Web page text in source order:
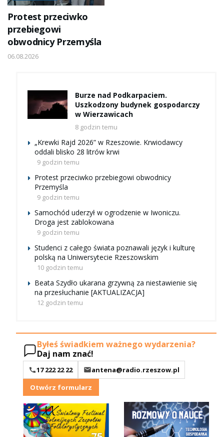
Protest przeciwko
przebiegowi
obwodnicy Przemyśla
06.08.2026
Burze nad Podkarpaciem.
Uszkodzony budynek gospodarczy
w Wierzawicach
8 godzin temu
„Krewki Rajd 2026” w Rzeszowie. Krwiodawcy
oddali blisko 28 litrów krwi
9 godzin temu
Protest przeciwko przebiegowi obwodnicy
Przemyśla
9 godzin temu
Samochód uderzył w ogrodzenie w Iwoniczu.
Droga jest zablokowana
9 godzin temu
Studenci z całego świata poznawali język i kulturę
polską na Uniwersytecie Rzeszowskim
10 godzin temu
Beata Szydło ukarana grzywną za niestawienie się
na przesłuchanie [AKTUALIZACJA]
12 godzin temu
Byłeś świadkiem ważnego wydarzenia?
Daj nam znać!
17 222 22 22
antena@radio.rzeszow.pl
Otwórz formularz